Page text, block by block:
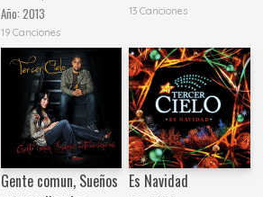
Año: 2013
19 Canciones
13 Canciones
Gente comun, Sueños Es Navidad